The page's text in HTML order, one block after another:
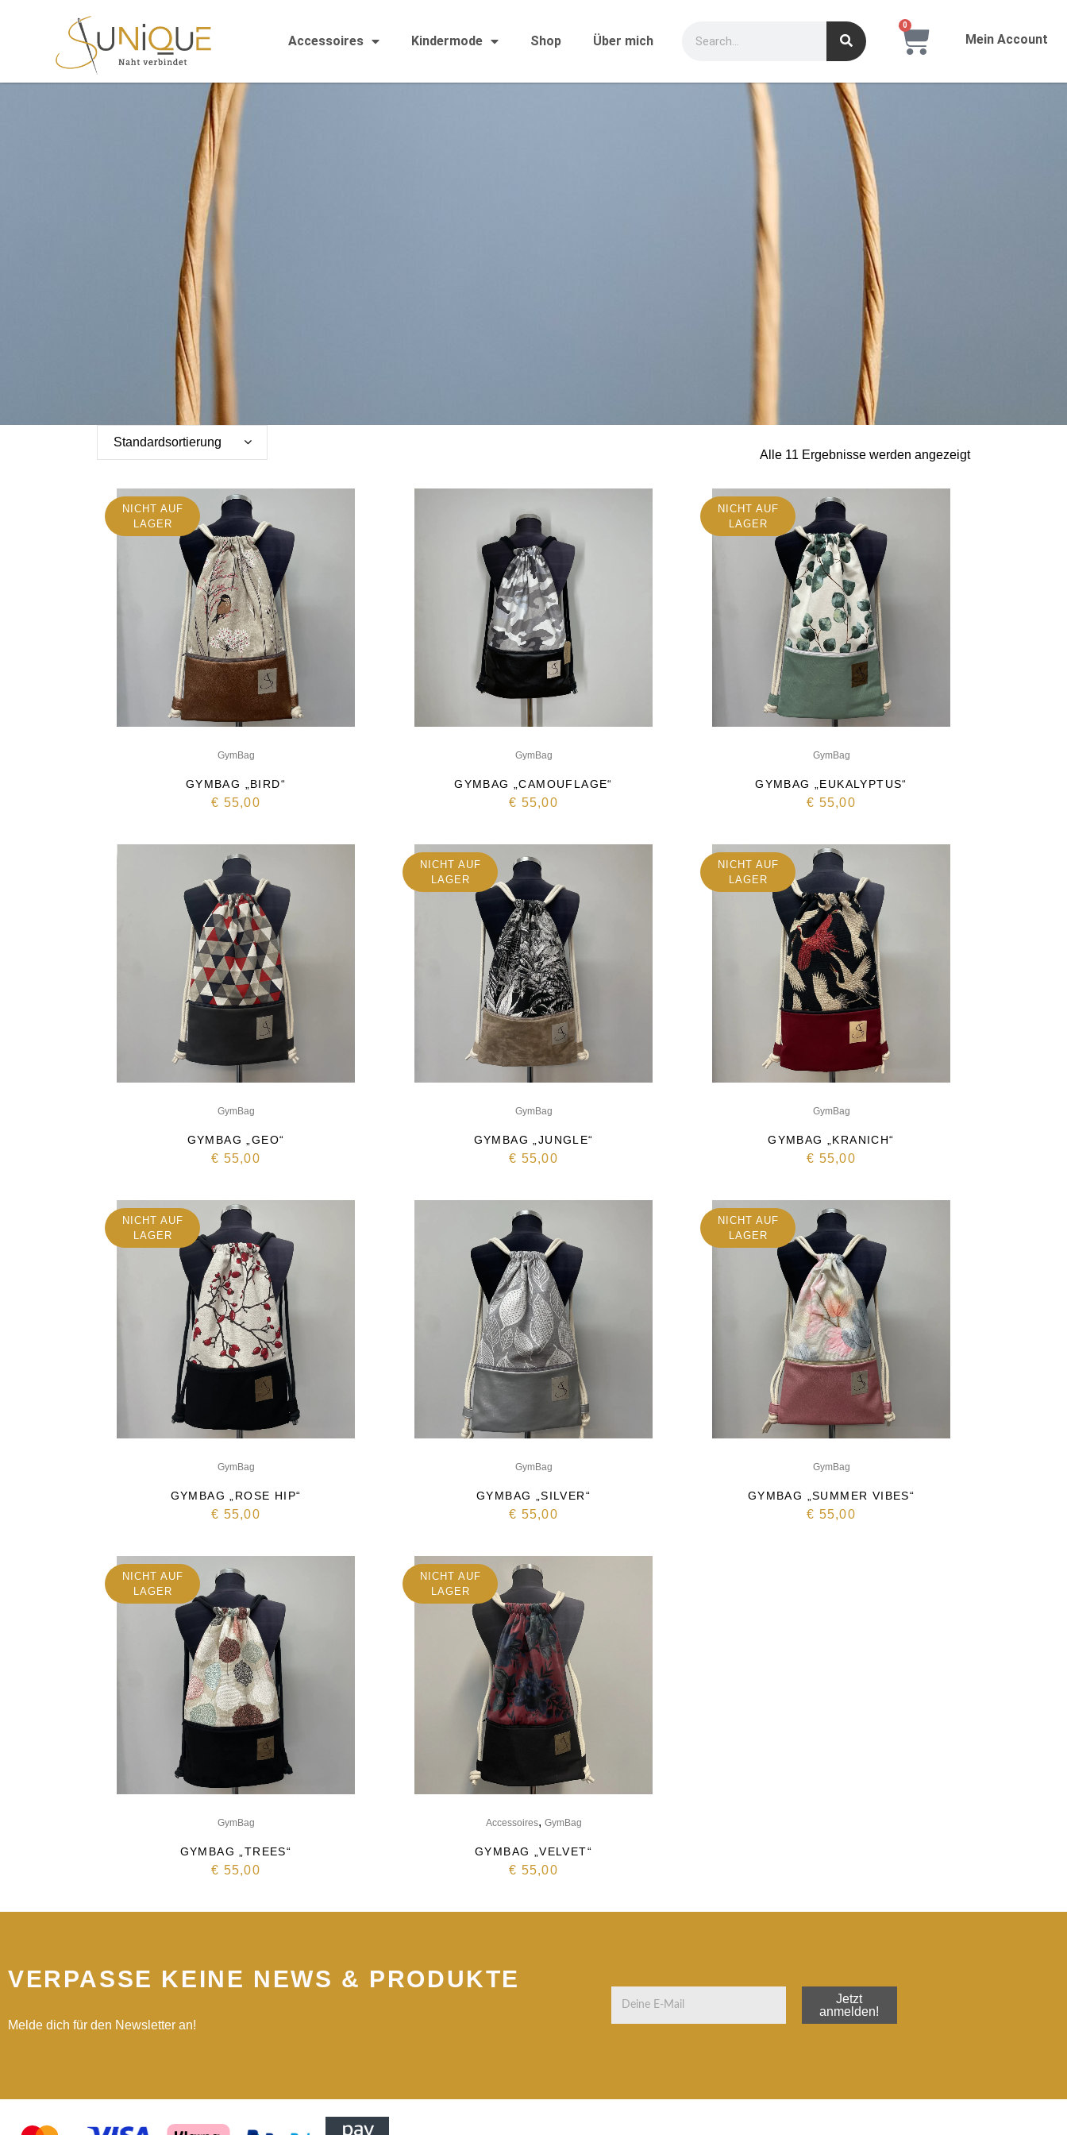
Accessoires Kindermode Shop Über mich
0
Mein Account
Alle 11 Ergebnisse werden angezeigt
Standardsortierung
NICHT AUF
LAGER
GymBag
GYMBAG „BIRD“
€ 55,00
GymBag
GYMBAG „CAMOUFLAGE“
€ 55,00
NICHT AUF
LAGER
GymBag
GYMBAG „EUKALYPTUS“
€ 55,00
GymBag
GYMBAG „GEO“
€ 55,00
NICHT AUF
LAGER
GymBag
GYMBAG „JUNGLE“
€ 55,00
NICHT AUF
LAGER
GymBag
GYMBAG „KRANICH“
€ 55,00
NICHT AUF
LAGER
GymBag
GYMBAG „ROSE HIP“
€ 55,00
GymBag
GYMBAG „SILVER“
€ 55,00
NICHT AUF
LAGER
GymBag
GYMBAG „SUMMER VIBES“
€ 55,00
NICHT AUF
LAGER
GymBag
GYMBAG „TREES“
€ 55,00
NICHT AUF
LAGER
Accessoires, GymBag
GYMBAG „VELVET“
€ 55,00
VERPASSE KEINE NEWS & PRODUKTE
Melde dich für den Newsletter an!
Jetzt
anmelden!